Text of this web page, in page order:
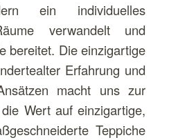
ein individuelles
verwandelt und
bereitet. Die einzigartige
Erfahrung und
macht uns zur
Wert auf einzigartige,
Teppiche